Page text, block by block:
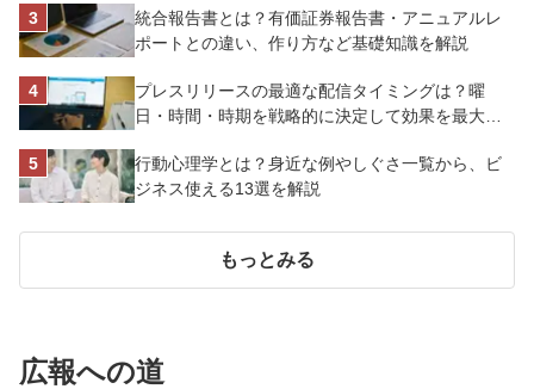
統合報告書とは？有価証券報告書・アニュアルレ
ポートとの違い、作り方など基礎知識を解説
プレスリリースの最適な配信タイミングは？曜
日・時間・時期を戦略的に決定して効果を最大化
行動心理学とは？身近な例やしぐさ一覧から、ビ
ジネス使える13選を解説
もっとみる
広報への道